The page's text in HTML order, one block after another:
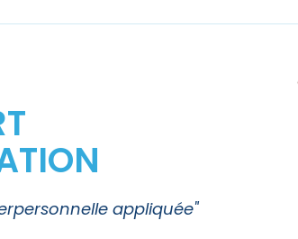
T
TION
appliquée"